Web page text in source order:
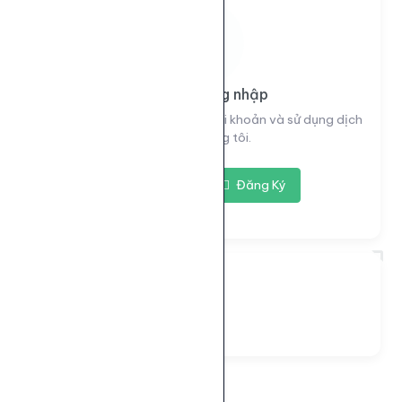
Vui lòng đăng nhập
Đăng nhập để xem thông tin tài khoản và sử dụng dịch
vụ của chúng tôi.
Đăng Ký